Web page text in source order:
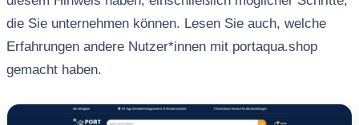
die Sie unternehmen können. Lesen Sie auch, welche
Erfahrungen andere Nutzer*innen mit portaqua.shop
gemacht haben.